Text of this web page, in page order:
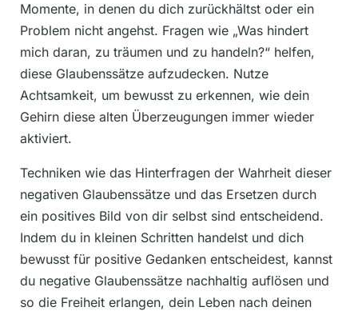
Momente, in denen du dich zurückhältst oder ein
Problem nicht angehst. Fragen wie „Was hindert
mich daran, zu träumen und zu handeln?“ helfen,
diese Glaubenssätze aufzudecken. Nutze
Achtsamkeit, um bewusst zu erkennen, wie dein
Gehirn diese alten Überzeugungen immer wieder
aktiviert.
Techniken wie das Hinterfragen der Wahrheit dieser
negativen Glaubenssätze und das Ersetzen durch
ein positives Bild von dir selbst sind entscheidend.
Indem du in kleinen Schritten handelst und dich
bewusst für positive Gedanken entscheidest, kannst
du negative Glaubenssätze nachhaltig auflösen und
so die Freiheit erlangen, dein Leben nach deinen